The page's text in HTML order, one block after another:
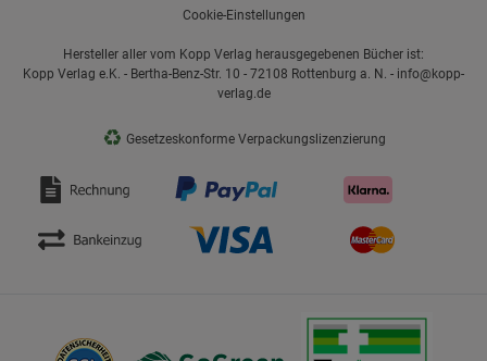
Cookie-Einstellungen
Hersteller aller vom Kopp Verlag herausgegebenen Bücher ist:
Kopp Verlag e.K. - Bertha-Benz-Str. 10 - 72108 Rottenburg a. N. - info@kopp-
verlag.de
♻ Gesetzeskonforme Verpackungslizenzierung
anzeigen
Datenschutzerklärung Impressum